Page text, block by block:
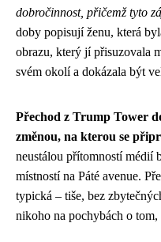
dobročinnost, přičemž tyto
doby popisují ženu, která
obrazu, který jí přisuzovala
svém okolí a dokázala být
Přechod z Trump Tower
změnou, na kterou se
neustálou přítomností médií
místností na Páté avenue.
typická – tiše, bez
nikoho na pochybách o